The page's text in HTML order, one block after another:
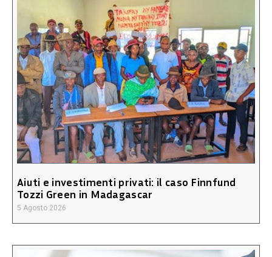
Aiuti e investimenti privati: il caso Finnfund
Tozzi Green in Madagascar
5 Agosto 2026